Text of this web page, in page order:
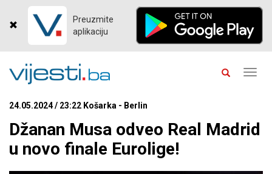
Preuzmite
aplikaciju
24.05.2024 / 23:22 Košarka - Berlin
Džanan Musa odveo Real Madrid
u novo finale Eurolige!